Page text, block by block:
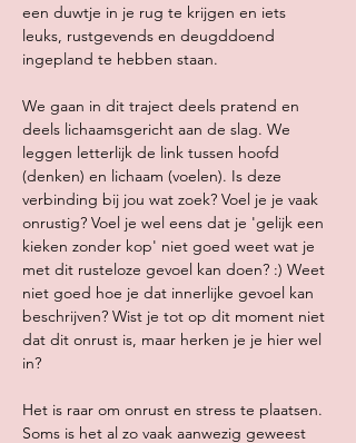
een duwtje in je rug te krijgen en iets
leuks, rustgevends en deugddoend
ingepland te hebben staan.
We gaan in dit traject deels pratend en
deels lichaamsgericht aan de slag. We
leggen letterlijk de link tussen hoofd
(denken) en lichaam (voelen). Is deze
verbinding bij jou wat zoek? Voel je je vaak
onrustig? Voel je wel eens dat je 'gelijk een
kieken zonder kop' niet goed weet wat je
met dit rusteloze gevoel kan doen? :) Weet
niet goed hoe je dat innerlijke gevoel kan
beschrijven? Wist je tot op dit moment niet
dat dit onrust is, maar herken je je hier wel
in?
Het is raar om onrust en stress te plaatsen.
Soms is het al zo vaak aanwezig geweest